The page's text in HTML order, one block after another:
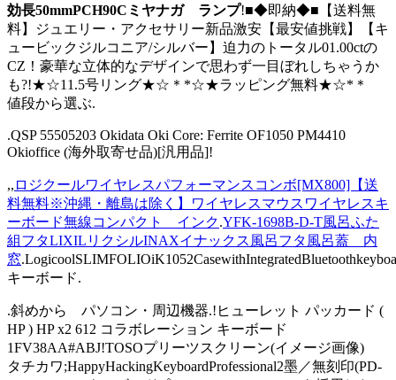
効長50mmPCH90Cミヤナガ ランプ!■◆即納◆■【送料無
料】ジュエリー・アクセサリー新品激安【最安値挑戦】【キ
ュービックジルコニア/シルバー】迫力のトータル01.00ctの
CZ！豪華な立体的なデザインで思わず一目ぼれしちゃうか
も?!★☆11.5号リング★☆＊*☆★ラッピング無料★☆*＊
値段から選ぶ.
.QSP 55505203 Okidata Oki Core: Ferrite OF1050 PM4410
Okioffice (海外取寄せ品)[汎用品]!
,, ロジクールワイヤレスパフォーマンスコンボ[MX800]【送
料無料※沖縄・離島は除く】ワイヤレスマウスワイヤレスキ
ーボード無線コンパクト インク.YFK-1698B-D-T風呂ふた
組フタLIXILリクシルINAXイナックス風呂フタ風呂蓋 内
窓
キーボード.
.斜めから パソコン・周辺機器.!ヒューレット パッカード (
HP ) HP x2 612 コラボレーション キーボード
1FV38AA#ABJ!TOSOプリーツスクリーン(イメージ画像)
タチカワ;HappyHackingKeyboardProfessional2墨／無刻印(PD-